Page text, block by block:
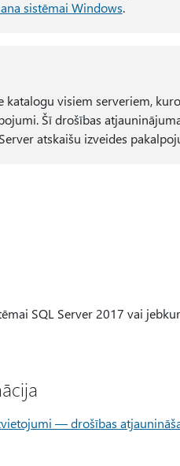
sistēmai Windows.
visiem serveriem,
Šī drošības
atskaišu izveides
SQL Server 2017 vai
— drošības